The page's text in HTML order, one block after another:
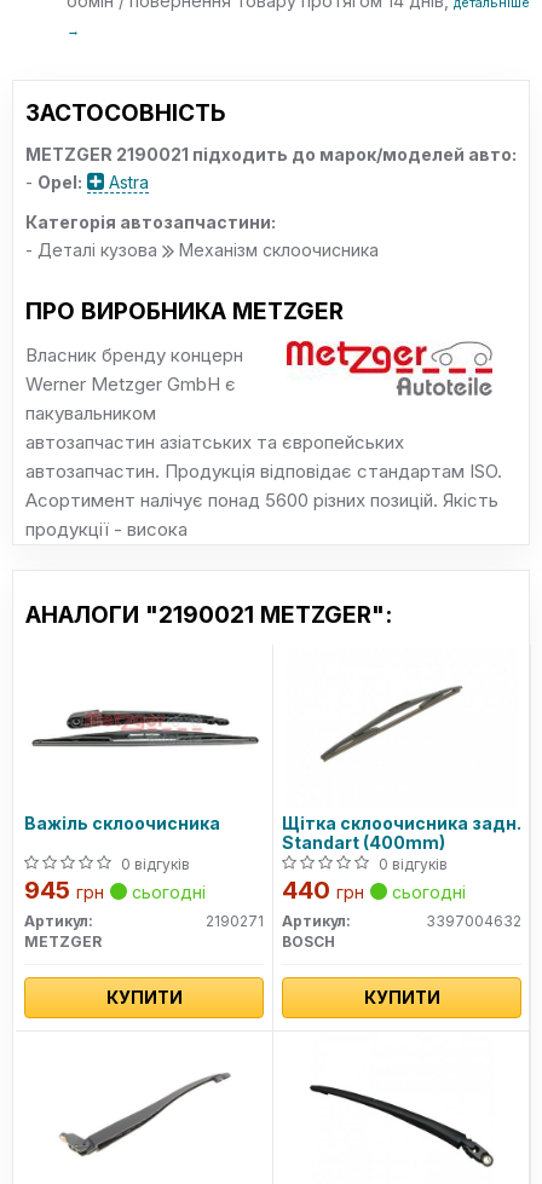
→
ЗАСТОСОВНІСТЬ
METZGER 2190021 підходить до марок/моделей авто:
- Opel:
Astra
Категорія автозапчастини:
- Деталі кузова
Механізм склоочисника
ПРО ВИРОБНИКА METZGER
Власник бренду концерн
Werner Metzger GmbH є
пакувальником
автозапчастин азіатських та європейських
автозапчастин. Продукція відповідає стандартам ISO.
Асортимент налічує понад 5600 різних позицій. Якість
продукції - висока
АНАЛОГИ "2190021 METZGER":
Важіль склоочисника
0 відгуків
945 грн сьогодні
Артикул:
2190271
METZGER
КУПИТИ
Щітка склоочисника задн.
Standart (400mm)
0 відгуків
440 грн сьогодні
Артикул:
3397004632
BOSCH
КУПИТИ